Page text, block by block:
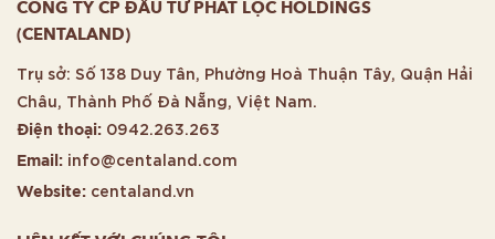
CÔNG TY CP ĐẦU TƯ PHÁT LỘC HOLDINGS
(CENTALAND)
Trụ sở: Số 138 Duy Tân, Phường Hoà Thuận Tây, Quận Hải
Châu, Thành Phố Đà Nẵng, Việt Nam.
Điện thoại: 0942.263.263
Email: info@centaland.com
Website: centaland.vn